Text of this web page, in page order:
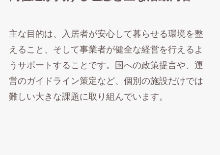
主な目的は、入居者が安心して暮らせる環境を整
えること、そして事業者が健全な経営を行えるよ
うサポートすることです。国への政策提言や、運
営のガイドライン策定など、個別の施設だけでは
難しい大きな課題に取り組んでいます。